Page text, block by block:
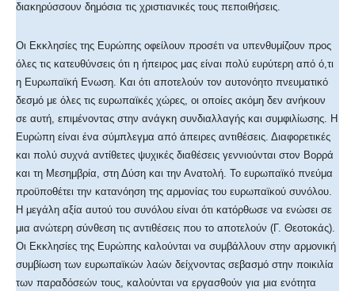
διακηρύσσουν δημόσια τις χριστιανικές τους πεποιθήσεις.
Οι Εκκλησίες της Ευρώπης οφείλουν προσέτι να υπενθυμίζουν προς
όλες τις κατευθύνσεις ότι η ήπειρος μας είναι πολύ ευρύτερη από ό,τι
η Ευρωπαϊκή Ενωση. Και ότι αποτελούν τον αυτονόητο πνευματικό
δεσμό με όλες τις ευρωπαϊκές χώρες, οι οποίες ακόμη δεν ανήκουν
σε αυτή, επιμένοντας στην ανάγκη συνδιαλλαγής και συμφιλίωσης. Η
Ευρώπη είναι ένα σύμπλεγμα από άπειρες αντιθέσεις. Διαφορετικές
και πολύ συχνά αντίθετες ψυχικές διαθέσεις γεννιούνται στον Βορρά
και τη Μεσημβρία, στη Δύση και την Ανατολή. Το ευρωπαϊκό πνεύμα
προϋποθέτει την κατανόηση της αρμονίας του ευρωπαϊκού συνόλου.
Η μεγάλη αξία αυτού του συνόλου είναι ότι κατόρθωσε να ενώσει σε
μια ανώτερη σύνθεση τις αντιθέσεις που το αποτελούν (Γ. Θεοτοκάς).
Οι Εκκλησίες της Ευρώπης καλούνται να συμβάλλουν στην αρμονική
συμβίωση των ευρωπαϊκών λαών δείχνοντας σεβασμό στην ποικιλία
των παραδόσεών τους, καλούνται να εργασθούν για μια ενότητα